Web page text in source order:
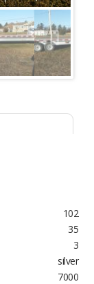
Next
102
35
3
silver
7000